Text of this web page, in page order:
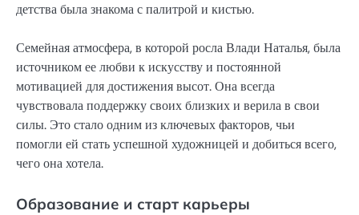
детства была знакома с палитрой и кистью.
Семейная атмосфера, в которой росла Влади Наталья, была
источником ее любви к искусству и постоянной
мотивацией для достижения высот. Она всегда
чувствовала поддержку своих близких и верила в свои
силы. Это стало одним из ключевых факторов, чьи
помогли ей стать успешной художницей и добиться всего,
чего она хотела.
Образование и старт карьеры